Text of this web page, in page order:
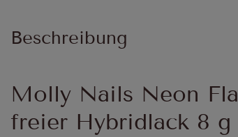
Beschreibung
Molly Nails Neon
freier Hybridlack 8 g